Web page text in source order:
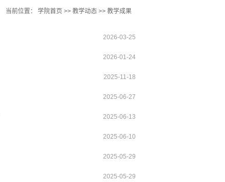
当前位置： 学院首页 >> 教学动态 >> 教学成果
2026-03-25
2026-01-24
2025-11-18
2025-06-27
2025-06-13
2025-06-10
2025-05-29
2025-05-29